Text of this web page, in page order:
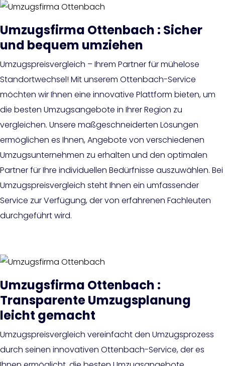
Umzugsfirma Ottenbach : Sicher
und bequem umziehen
Umzugspreisvergleich – Ihrem Partner für mühelose
Standortwechsel! Mit unserem Ottenbach-Service
möchten wir Ihnen eine innovative Plattform bieten, um
die besten Umzugsangebote in Ihrer Region zu
vergleichen. Unsere maßgeschneiderten Lösungen
ermöglichen es Ihnen, Angebote von verschiedenen
Umzugsunternehmen zu erhalten und den optimalen
Partner für Ihre individuellen Bedürfnisse auszuwählen. Bei
Umzugspreisvergleich steht Ihnen ein umfassender
Service zur Verfügung, der von erfahrenen Fachleuten
durchgeführt wird.
Umzugsfirma Ottenbach :
Transparente Umzugsplanung
leicht gemacht
Umzugspreisvergleich vereinfacht den Umzugsprozess
durch seinen innovativen Ottenbach-Service, der es